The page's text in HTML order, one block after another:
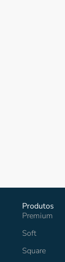
Produtos
Premium
Soft
Square